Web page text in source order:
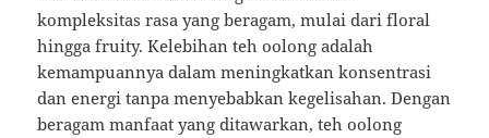
kompleksitas rasa yang beragam, mulai dari floral
hingga fruity. Kelebihan teh oolong adalah
kemampuannya dalam meningkatkan konsentrasi
dan energi tanpa menyebabkan kegelisahan. Dengan
beragam manfaat yang ditawarkan, teh oolong